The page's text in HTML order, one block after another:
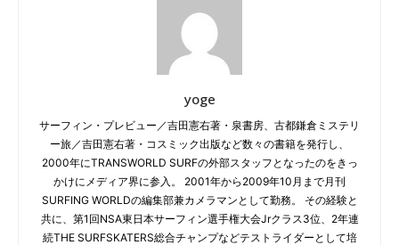
yoge
サーフィン・プレビュー／吉田憲右著・泉書房、古都鎌倉ミステリ
ー旅／吉田憲右著・コスミック出版など数々の書籍を発行し、
2000年にTRANSWORLD SURFの外部スタッフとなったのをきっ
かけにメディア界に参入。 2001年から2009年10月まで月刊
SURFING WORLDの編集部兼カメラマンとして勤務。 その経験と
共に、第1回NSA東日本サーフィン選手権大会Jrクラス3位、2年連
続THE SURFSKATERS総合チャンプなどテストライダーとして培